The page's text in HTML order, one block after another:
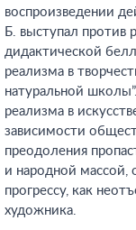
воспроизведении
Б. выступал против
дидактической
реализма в
натуральной
реализма в
зависимости
преодоления
и народной массой,
прогрессу, как
художника.